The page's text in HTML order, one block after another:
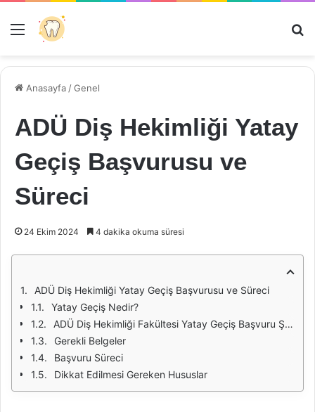
Menü
Anasayfa /Genel
ADÜ Diş Hekimliği Yatay
Geçiş Başvurusu ve
Süreci
24 Ekim 2024 4 dakika okuma süresi
ADÜ Diş Hekimliği Yatay Geçiş Başvurusu ve Süreci
Yatay Geçiş Nedir?
ADÜ Diş Hekimliği Fakültesi Yatay Geçiş Başvuru Şartları
Gerekli Belgeler
Başvuru Süreci
Dikkat Edilmesi Gereken Hususlar